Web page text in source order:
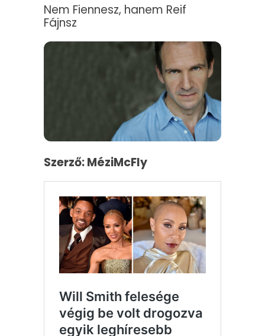
Nem Fiennesz, hanem Reif
Fájnsz
Szerző: MéziMcFly